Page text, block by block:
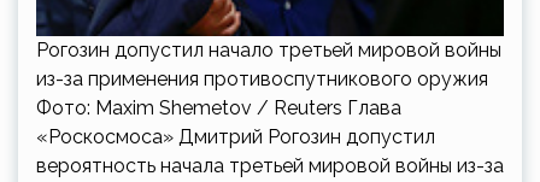
Рогозин допустил начало третьей мировой войны
из-за применения противоспутникового оружия
Фото: Maxim Shemetov / Reuters Глава
«Роскосмоса» Дмитрий Рогозин допустил
вероятность начала третьей мировой войны из-за